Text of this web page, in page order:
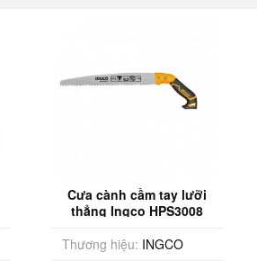
Cưa cành cầm tay lưỡi
thẳng Ingco HPS3008
Thương hiệu: INGCO